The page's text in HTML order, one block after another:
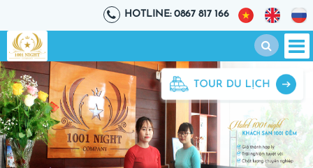
HOTLINE: 0867 817 166